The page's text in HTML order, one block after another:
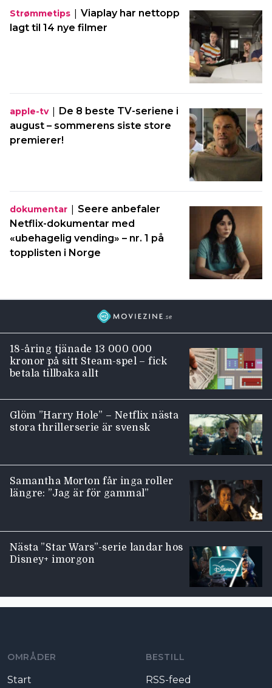
Strømmetips | Viaplay har nettopp
lagt til 14 nye filmer
apple-tv| De 8 beste TV-seriene i
august – sommerens siste store
premierer!
dokumentar | Seere anbefaler
Netflix-dokumentar med
«ubehagelig vending» – nr. 1 på
topplisten i Norge
18-åring tjänade 13 000 000
kronor på sitt Steam-spel – fick
betala tillbaka allt
Glöm ”Harry Hole” – Netflix nästa
stora thrillerserie är svensk
Samantha Morton får inga roller
längre: ”Jag är för gammal”
Nästa ”Star Wars”-serie landar hos
Disney+ imorgon
OMRÅDER
Start
BESTILL
RSS-feed